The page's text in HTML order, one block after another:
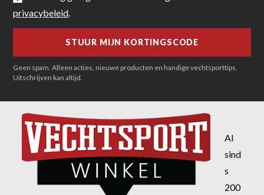
privacybeleid.
Geen spam. Alleen acties, nieuwe producten en handige vechtsporttips.
Uitschrijven kan altijd.
Al
sind
s
200